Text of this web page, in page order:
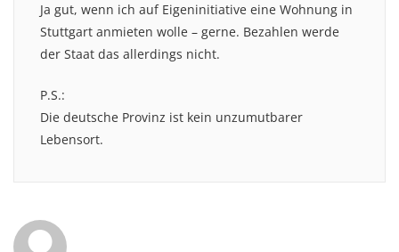
Ja gut, wenn ich auf Eigeninitiative eine Wohnung in
Stuttgart anmieten wolle – gerne. Bezahlen werde
der Staat das allerdings nicht.
P.S.:
Die deutsche Provinz ist kein unzumutbarer
Lebensort.